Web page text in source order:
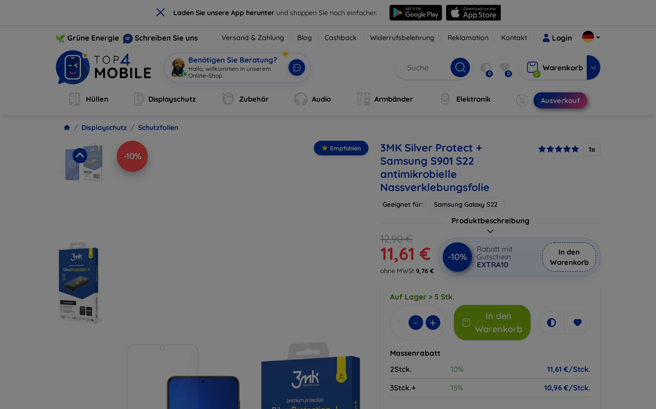
× Laden Sie unsere App herunter und shoppen Sie noch einfacher.
Grüne Energie Schreiben Sie uns Versand & Zahlung Blog Cashback Widerrufsbelehrung Reklamation Kontakt Login
Benötigen Sie Beratung?
Hallo, willkommen in unserem
Online-Shop.
0 0 0
Warenkorb
Hüllen Displayschutz Zubehör Audio Armbänder Elektronik Ausverkauf
Displayschutz Schutzfolien
-10%
Empfohlen
3MK Silver Protect +
Samsung S901 S22
antimikrobielle
Nassverklebungsfolie
1x
Geeignet für: Samsung Galaxy S22
Produktbeschreibung
12,90 €
11,61 €
ohne MWSt 9,76 €
-10%
Rabatt mit
Gutschein
EXTRA10
In den
Warenkorb
Auf Lager > 5 Stk.
- +
In den
Warenkorb
Massenrabatt
2Stck.
10%
11,61 €/Stck.
3Stck.+
15% 10,96 €/Stck.